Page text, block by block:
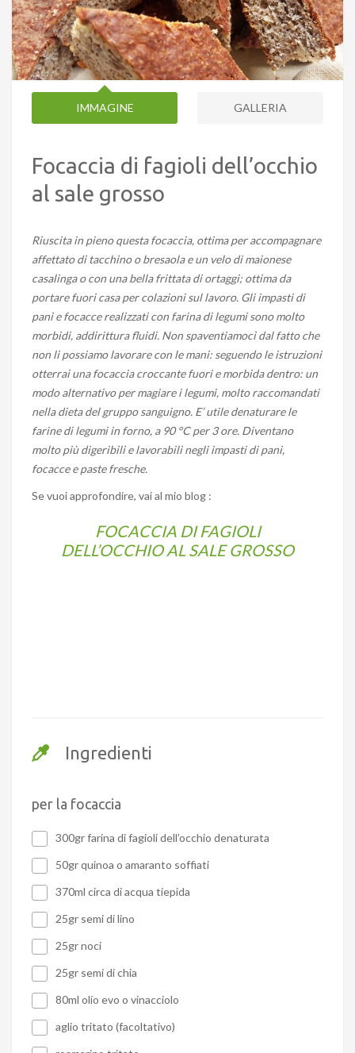
IMMAGINE GALLERIA
Focaccia di fagioli dell’occhio
al sale grosso
Riuscita in pieno questa focaccia, ottima per accompagnare
affettato di tacchino o bresaola e un velo di maionese
casalinga o con una bella frittata di ortaggi; ottima da
portare fuori casa per colazioni sul lavoro. Gli impasti di
pani e focacce realizzati con farina di legumi sono molto
morbidi, addirittura fluidi. Non spaventiamoci dal fatto che
non li possiamo lavorare con le mani: seguendo le istruzioni
otterrai una focaccia croccante fuori e morbida dentro: un
modo alternativo per magiare i legumi, molto raccomandati
nella dieta del gruppo sanguigno. E’ utile denaturare le
farine di legumi in forno, a 90 °C per 3 ore. Diventano
molto più digeribili e lavorabili negli impasti di pani,
focacce e paste fresche.
Se vuoi approfondire, vai al mio blog :
FOCACCIA DI FAGIOLI
DELL’OCCHIO AL SALE GROSSO
Ingredienti
per la focaccia
300gr farina di fagioli dell’occhio denaturata
50gr quinoa o amaranto soffiati
370ml circa di acqua tiepida
25gr semi di lino
25gr noci
25gr semi di chia
80ml olio evo o vinacciolo
aglio tritato (facoltativo)